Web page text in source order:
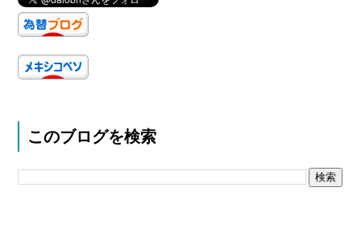
このブログを検索